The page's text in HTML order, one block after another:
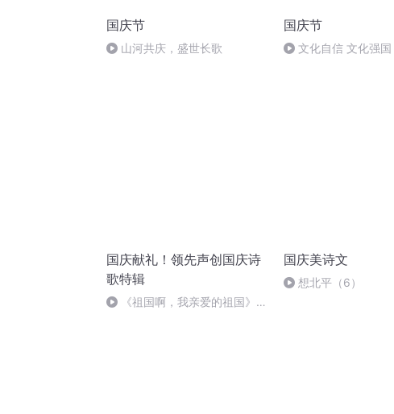
国庆节
山河共庆，盛世长歌
国庆节
文化自信 文化强国
国庆献礼！领先声创国庆诗
歌特辑
《祖国啊，我亲爱的祖国》温
国庆美诗文
想北平（6）